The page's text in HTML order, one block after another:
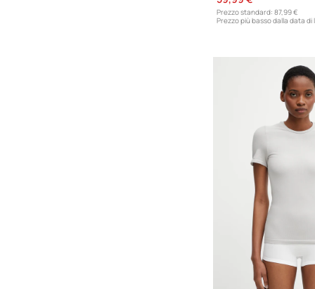
Prezzo standard: 87,99 €
Prezzo più basso dalla data di